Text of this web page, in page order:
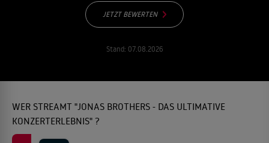
JETZT BEWERTEN
Stand: 07.08.2026
WER STREAMT "JONAS BROTHERS - DAS ULTIMATIVE
KONZERTERLEBNIS" ?